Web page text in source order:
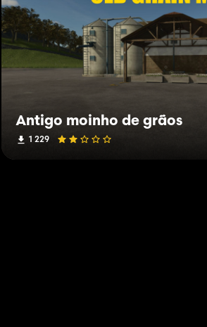
Antigo moinho de grãos
1 229